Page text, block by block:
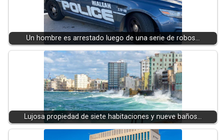
Un hombre es arrestado luego de una serie de robos…
Lujosa propiedad de siete habitaciones y nueve baños…